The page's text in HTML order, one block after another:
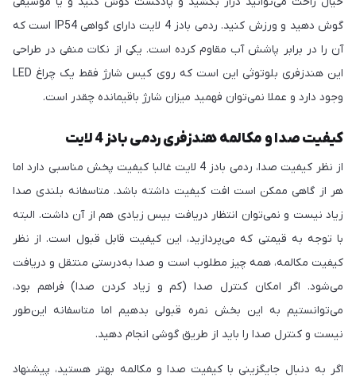
گوش دهید و ورزش کنید. ردمی بادز 4 لایت دارای گواهی IP54 است که
آن را در برابر پاشش آب مقاوم کرده است. یکی از نکات منفی در طراحی
این هندزفری بلوتوثی این است که روی کیس شارژ فقط یک چراغ LED
وجود دارد و عملا نمی‌توان فهمید میزان شارژ باقیمانده چقدر است.
کیفیت صدا و مکالمه هندزفری ردمی بادز 4 لایت
از نظر کیفیت صدا، ردمی بادز 4 لایت غالبا کیفیت پخش مناسبی دارد اما
هر از گاهی ممکن است افت کیفیت داشته باشد. متاسفانه بلندی صدا
زیاد نیست و نمی‌توان انتظار دریافت بیس زیادی هم از آن داشت. البته
با توجه به قیمتی که می‌پردازید، این کیفیت قابل قبول است. از نظر
کیفیت مکالمه، همه چیز مطلوب است و صدا به‌درستی منتقل و دریافت
می‌شود. اگر امکان کنترل صدا (کم و زیاد کردن صدا) فراهم بود،
می‌توانستیم به این بخش نمره قبولی بدهیم اما متاسفانه این‌طور
نیست و کنترل صدا را باید از طریق گوشی انجام دهید.
اگر به دنبال جایگزینی با کیفیت صدا و مکالمه بهتر هستید، پیشنهاد